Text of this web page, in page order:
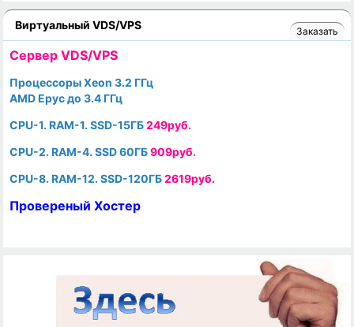
Виртуальный VDS/VPS Заказать
Cервер VDS/VPS
Процессоры Xeon 3.2 ГГц
AMD Epyc до 3.4 ГГц
CPU-1. RAM-1. SSD-15ГБ249руб.
CPU-2. RAM-4. SSD 60ГБ909руб.
CPU-8. RAM-12. SSD-120ГБ2619руб.
Провереный Хостер